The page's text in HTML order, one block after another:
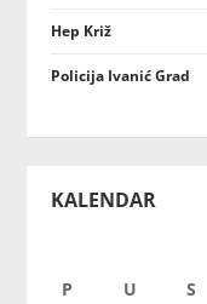
Hep Križ
Policija Ivanić Grad
KALENDAR
P U S